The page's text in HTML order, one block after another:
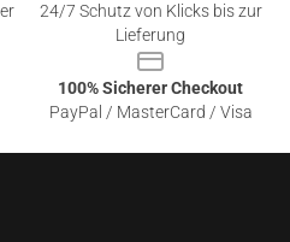
24/7 Schutz von Klicks bis zur
Lieferung
100% Sicherer Checkout
PayPal / MasterCard / Visa